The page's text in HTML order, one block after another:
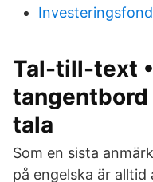
Tal-till-text
tangentbord
tala
Som en sista
på engelska är alltid